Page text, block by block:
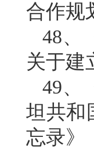
合作规
48、
关于建
49、
坦共和
忘录》